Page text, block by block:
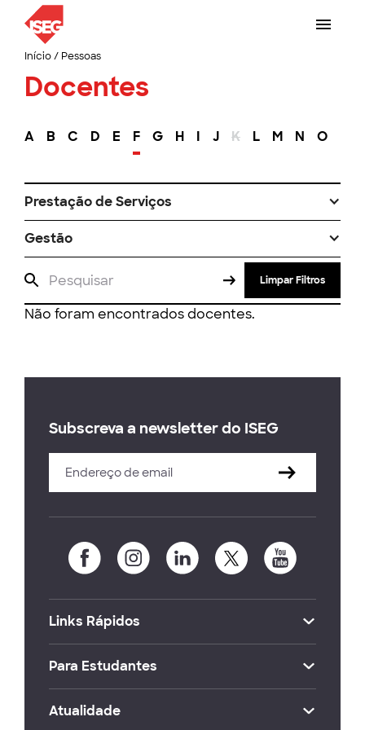
Início/ Pessoas
Docentes
A B C D E F G H I J K L M N O
Prestação de Serviços
Gestão
Limpar Filtros
Não foram encontrados docentes.
Subscreva a newsletter do ISEG
Links Rápidos
Para Estudantes
Atualidade